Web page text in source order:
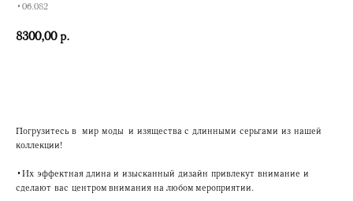
•06.082
8300,00 р.
Погрузитесь в мир моды и изящества с длинными серьгами из нашей
коллекции!
•Их эффектная длина и изысканный дизайн привлекут внимание и
сделают вас центром внимания на любом мероприятии.